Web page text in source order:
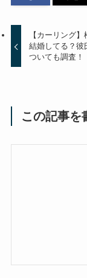
【カーリング
結婚してる？彼
ついても調査！
この記事を